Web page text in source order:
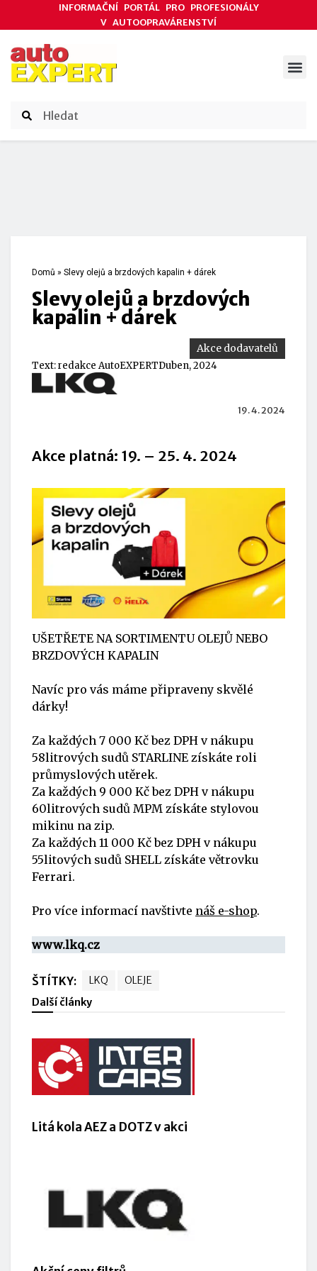
INFORMAČNÍ PORTÁL PRO PROFESIONÁLY
V AUTOOPRAVÁRENSTVÍ
Domů » Slevy olejů a brzdových kapalin + dárek
Slevy olejů a brzdových
kapalin + dárek
Akce dodavatelů
Text:redakce AutoEXPERTDuben, 2024
19. 4. 2024
Akce platná: 19. – 25. 4. 2024
UŠETŘETE NA SORTIMENTU OLEJŮ NEBO
BRZDOVÝCH KAPALIN
Navíc pro vás máme připraveny skvělé
dárky!
Za každých 7 000 Kč bez DPH v nákupu
58litrových sudů STARLINE získáte roli
průmyslových utěrek.
Za každých 9 000 Kč bez DPH v nákupu
60litrových sudů MPM získáte stylovou
mikinu na zip.
Za každých 11 000 Kč bez DPH v nákupu
55litových sudů SHELL získáte větrovku
Ferrari.
Pro více informací navštivte náš e-shop.
www.lkq.cz
ŠTÍTKY: LKQ
OLEJE
Další články
Litá kola AEZ a DOTZ v akci